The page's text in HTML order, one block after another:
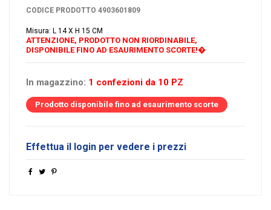
CODICE PRODOTTO 4903601809
Misura: L 14 X H 15 CM
ATTENZIONE, PRODOTTO NON RIORDINABILE,
DISPONIBILE FINO AD ESAURIMENTO SCORTE!�
In magazzino: 1 confezioni da 10 PZ
Prodotto disponibile fino ad esaurimento scorte
Effettua il login per vedere i prezzi